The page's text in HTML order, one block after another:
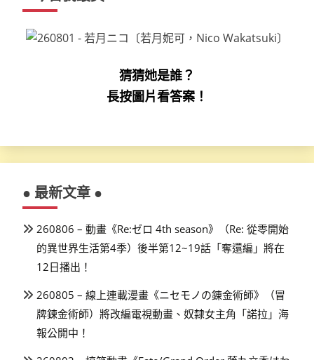
猜猜她是誰？
長按圖片看答案！
● 最新文章 ●
260806 – 動畫《Re:ゼロ 4th season》（Re: 從零開始
的異世界生活第4季）後半第12~19話「奪還編」將在
12日播出！
260805 – 線上連載漫畫《ニセモノの錬金術師》（冒
牌鍊金術師）將改編電視動畫、奴隸女主角「諾拉」海
報公開中！